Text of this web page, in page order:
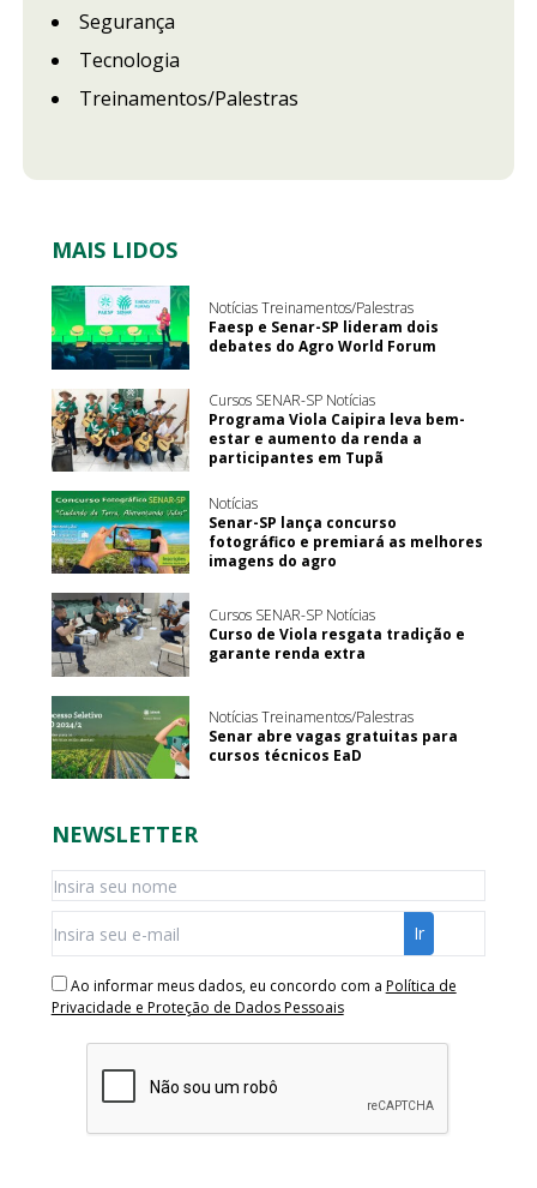
Segurança
Tecnologia
Treinamentos/Palestras
MAIS LIDOS
Notícias Treinamentos/Palestras
Faesp e Senar-SP lideram dois
debates do Agro World Forum
Cursos SENAR-SP Notícias
Programa Viola Caipira leva bem-
estar e aumento da renda a
participantes em Tupã
Notícias
Senar-SP lança concurso
fotográfico e premiará as melhores
imagens do agro
Cursos SENAR-SP Notícias
Curso de Viola resgata tradição e
garante renda extra
Notícias Treinamentos/Palestras
Senar abre vagas gratuitas para
cursos técnicos EaD
NEWSLETTER
Ao informar meus dados, eu concordo com a Política de
Privacidade e Proteção de Dados Pessoais